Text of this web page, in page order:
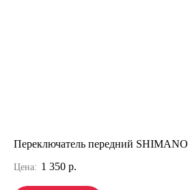
Переключатель передний SHIMANO
Цена: 1 350 р.